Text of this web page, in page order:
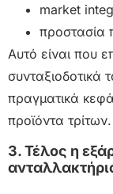
market
προστασία
Αυτό είναι που
συνταξιοδοτικά
πραγματικά
προϊόντα τρίτων.
3. Τέλος η